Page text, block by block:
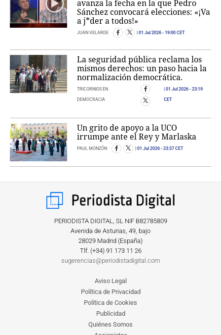
avanza la fecha en la que Pedro
Sánchez convocará elecciones: «¡Va
a j*der a todos!»
JUAN VELARDE 01 Jul 2026 - 19:00 CET
La seguridad pública reclama los
mismos derechos: un paso hacia la
normalización democrática.
TRICORNIOS EN
DEMOCRACIA
01 Jul 2026- 23:19
CET
Un grito de apoyo a la UCO
irrumpe ante el Rey y Marlaska
PAUL MONZÓN 01 Jul 2026 - 23:37 CET
PERIODISTA DIGITAL, SL NIF B82785809
Avenida de Asturias, 49, bajo
28029 Madrid (España)
Tlf. (+34) ‎91 173 11 26
sugerencias@periodistadigital.com
Aviso Legal
Política de Privacidad
Política de Cookies
Publicidad
Quiénes Somos